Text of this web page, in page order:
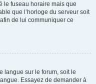
le fuseau horaire mais que
que l’horloge du serveur soit
de lui communiquer ce
langue sur le forum, soit le
Essayez de demander à